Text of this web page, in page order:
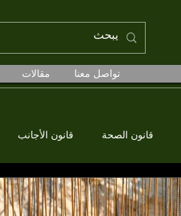
مقالات تواصل معنا
قانون الصحة قانون الأجانب
Av. Ahmet